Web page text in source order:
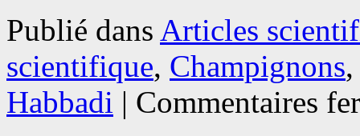
Publié dans Articles
scientifique, Champignons
Habbadi | Commentaires